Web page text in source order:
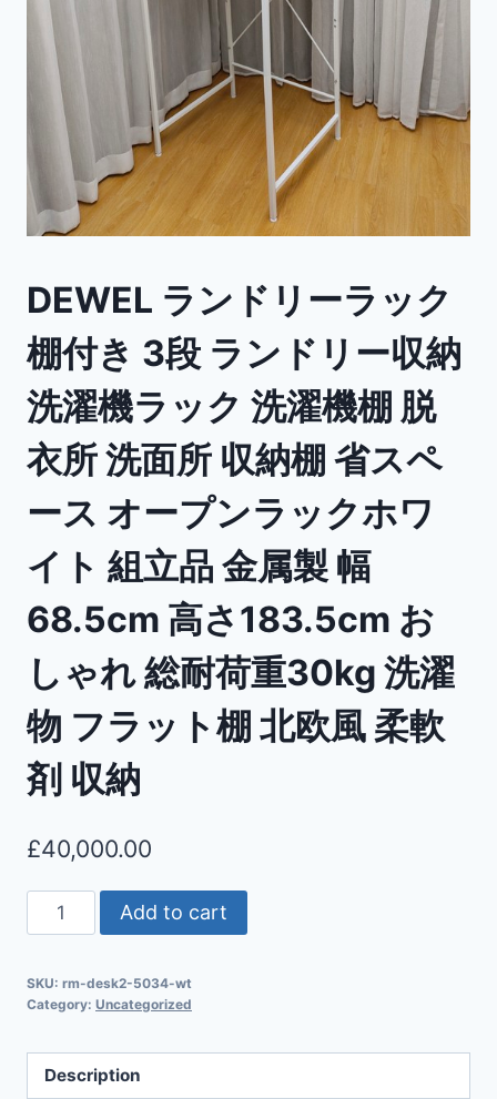
DEWEL ランドリーラック
棚付き 3段 ランドリー収納
洗濯機ラック 洗濯機棚 脱
衣所 洗面所 収納棚 省スペ
ース オープンラックホワ
イト 組立品 金属製 幅
68.5cm 高さ183.5cm お
しゃれ 総耐荷重30kg 洗濯
物 フラット棚 北欧風 柔軟
剤 収納
£40,000.00
Add to cart
SKU: rm-desk2-5034-wt
Category: Uncategorized
Description